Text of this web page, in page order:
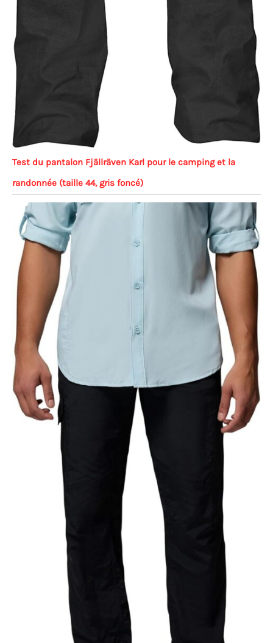
Test du pantalon Fjällräven Karl pour le camping et la
randonnée (taille 44, gris foncé)